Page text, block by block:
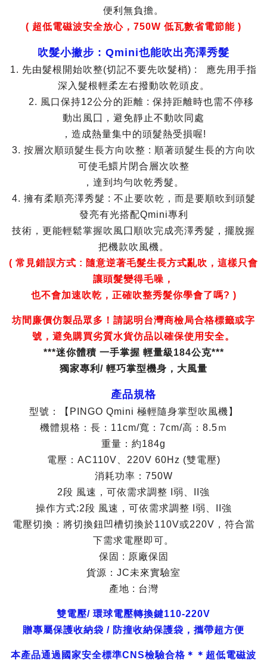
便利無負擔。
( 超低電磁波安全放心，750W 低瓦數省電節能 )
吹髮小撇步 : Qmini也能吹出亮澤秀髮
1. 先由髮根開始吹整(切記不要先吹髮梢) : 應先用手指
深入髮根輕柔左右撥動吹乾頭皮。
2. 風口保持12公分的距離 : 保持距離時也需不停移
動出風囗，避免靜止不動吹同處
，造成熱量集中的頭髮熱受損喔!
3. 按層次順頭髮生長方向吹整 : 順著頭髮生長的方向吹
可使毛鱞片閉合層次吹整
，達到均勻吹乾秀髮。
4. 擁有柔順亮澤秀髮 : 不止要吹乾，而是要順欥到頭髮
發亮有光搭配Qmini專利
技術，更能輕鬆掌握吹風囗順吹完成亮澤秀髮，擺脫握
把機款吹風機。
( 常見錯誤方式 : 隨意逆著毛髮生長方式亂吹，這樣只會
讓頭髮變得毛噪，
也不會加速吹乾，正確吹整秀髮你學會了嗎? )
坊間廉價仿製品眾多！請認明台灣商檢局合格標籤或字
號，避免購買劣質水貨仿品以確保使用安全。
***迷你體積 一手掌握 輕量級184公克***
獨家專利/ 輕巧掌型機身，大風量
產品規格
型號：【PINGO Qmini 極輕隨身掌型吹風機】
機體規格：長：11cm/寬：7cm/高：8.5ｍ
重量：約184g
電壓：AC110V、220V 60Hz (雙電壓)
消耗功率：750W
2段 風速，可依需求調整 I弱、II強
操作方式:2段 風速，可依需求調整 I弱、II強
電壓切換：將切換鈕凹槽切換於110V或220V，符合當
下需求電壓即可。
保固 : 原廠保固
貨源：JC未來實驗室
產地 : 台灣
雙電壓/ 環球電壓轉換鍵110-220V
贈專屬保護收納袋 / 防撞收納保護袋，攜帶超方便
本產品通過國家安全標準CNS檢驗合格＊＊超低電磁波